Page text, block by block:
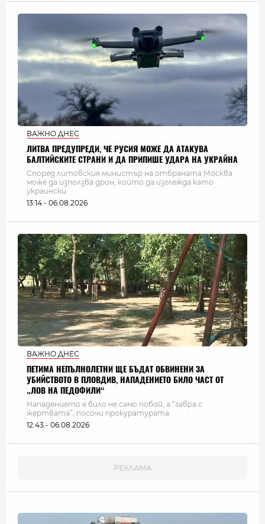
ВАЖНО ДНЕС
ЛИТВА ПРЕДУПРЕДИ, ЧЕ РУСИЯ МОЖЕ ДА АТАКУВА
БАЛТИЙСКИТЕ СТРАНИ И ДА ПРИПИШЕ УДАРА НА УКРАЙНА
Според литовския министър на отбраната Москва
може да използва дрон, който да изглежда като
украински
13:14 - 06.08.2026
ВАЖНО ДНЕС
ПЕТИМА НЕПЪЛНОЛЕТНИ ЩЕ БЪДАТ ОБВИНЕНИ ЗА
УБИЙСТВОТО В ПЛОВДИВ, НАПАДЕНИЕТО БИЛО ЧАСТ ОТ
„ЛОВ НА ПЕДОФИЛИ“
Нападението е било не само побой, а “гавра с
жертвата”, посочи прокуратурата
12:43 - 06.08.2026